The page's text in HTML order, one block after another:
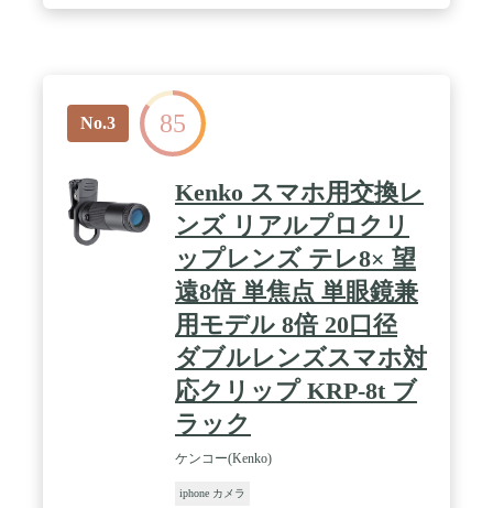
No.3 85
Kenko スマホ用交換レ
ンズ リアルプロクリ
ップレンズ テレ8× 望
遠8倍 単焦点 単眼鏡兼
用モデル 8倍 20口径
ダブルレンズスマホ対
応クリップ KRP-8t ブ
ラック
ケンコー(Kenko)
iphone カメラ